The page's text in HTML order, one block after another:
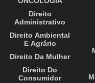
Direito
Administrativo
Direito Ambiental
E Agrário
Direito Da Mulher
Direito Do
Consumidor